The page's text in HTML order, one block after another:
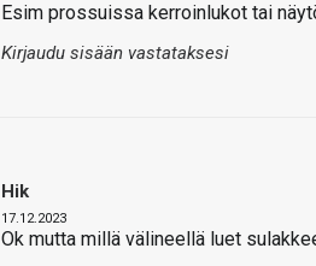
Esim prossuissa kerroinlukot tai
Kirjaudu sisään vastataksesi
Hik
17.12.2023
Ok mutta millä välineellä luet